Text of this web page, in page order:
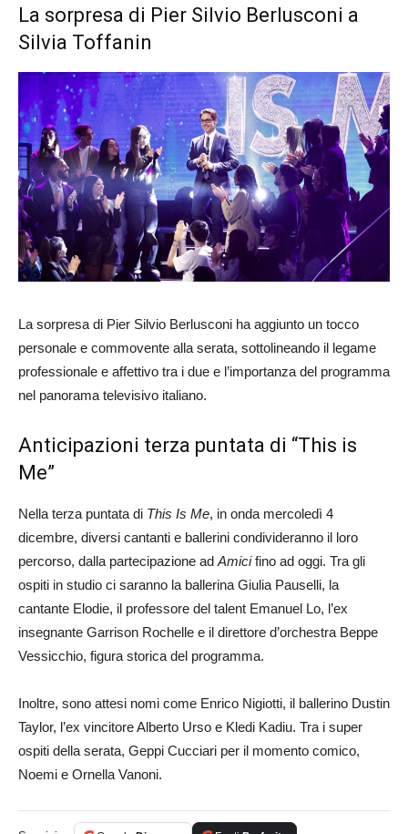
La sorpresa di Pier Silvio Berlusconi a
Silvia Toffanin
La sorpresa di Pier Silvio Berlusconi ha aggiunto un tocco
personale e commovente alla serata, sottolineando il legame
professionale e affettivo tra i due e l’importanza del programma
nel panorama televisivo italiano.
Anticipazioni terza puntata di “This is
Me”
Nella terza puntata di This Is Me, in onda mercoledì 4
dicembre, diversi cantanti e ballerini condivideranno il loro
percorso, dalla partecipazione ad Amicifino ad oggi. Tra gli
ospiti in studio ci saranno la ballerina Giulia Pauselli, la
cantante Elodie, il professore del talent Emanuel Lo, l’ex
insegnante Garrison Rochelle e il direttore d’orchestra Beppe
Vessicchio, figura storica del programma.
Inoltre, sono attesi nomi come Enrico Nigiotti, il ballerino Dustin
Taylor, l’ex vincitore Alberto Urso e Kledi Kadiu. Tra i super
ospiti della serata, Geppi Cucciari per il momento comico,
Noemi e Ornella Vanoni.